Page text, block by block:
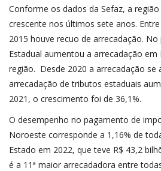
Conforme os dados da Sefaz, a
crescente nos últimos sete anos.
2015 houve recuo de arrecadação.
Estadual aumentou a arrecadação em
região. Desde 2020 a arrecadação se
arrecadação de tributos estaduais
2021, o crescimento foi de 36,1%.
O desempenho no pagamento de
Noroeste corresponde a 1,16% de
Estado em 2022, que teve R$ 43,2
é a 11ª maior arrecadadora entre